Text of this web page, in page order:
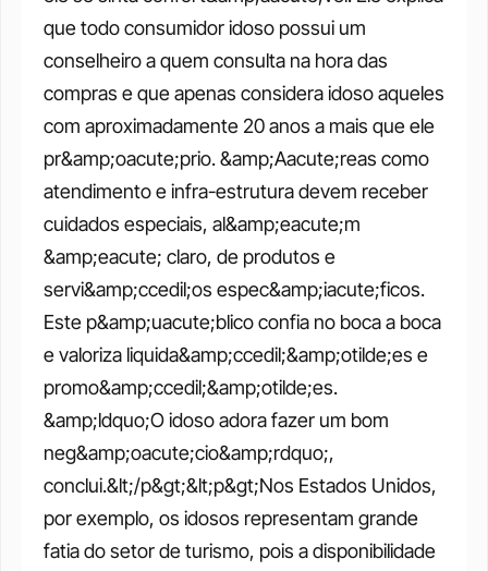
que todo consumidor idoso possui um
conselheiro a quem consulta na hora das
compras e que apenas considera idoso aqueles
com aproximadamente 20 anos a mais que ele
pr&amp;oacute;prio. &amp;Aacute;reas como
atendimento e infra-estrutura devem receber
cuidados especiais, al&amp;eacute;m
&amp;eacute; claro, de produtos e
servi&amp;ccedil;os espec&amp;iacute;ficos.
Este p&amp;uacute;blico confia no boca a boca
e valoriza liquida&amp;ccedil;&amp;otilde;es e
promo&amp;ccedil;&amp;otilde;es.
&amp;ldquo;O idoso adora fazer um bom
neg&amp;oacute;cio&amp;rdquo;,
conclui.&lt;/p&gt;&lt;p&gt;Nos Estados Unidos,
por exemplo, os idosos representam grande
fatia do setor de turismo, pois a disponibilidade